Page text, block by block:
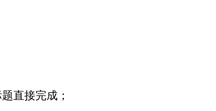
直接完成；